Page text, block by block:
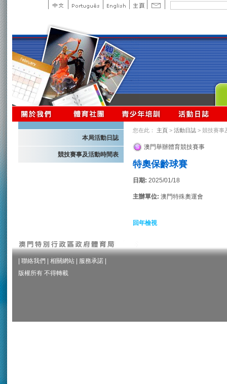
本局活動日誌
競技賽事及活動時間表
您在此： 主頁 > 活動日誌 > 競技賽事
澳門舉辦體育競技賽事
特奧保齡球賽
日期: 2025/01/18
主辦單位: 澳門特殊奧運會
回年檢視
聯絡我們 相關網站 服務承諾
版權所有 不得轉載